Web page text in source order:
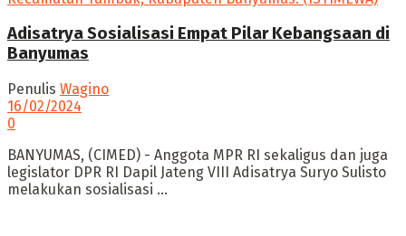
Adisatrya Sosialisasi Empat Pilar Kebangsaan di
Banyumas
Penulis Wagino
16/02/2024
0
BANYUMAS, (CIMED) - Anggota MPR RI sekaligus dan juga
legislator DPR RI Dapil Jateng VIII Adisatrya Suryo Sulisto
melakukan sosialisasi ...